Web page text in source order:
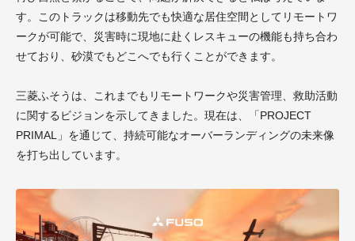
す。このトラックは移動先でも快適な居住空間としてリモートワ
ークが可能で、災害時に現地に赴くレスキューの機能も持ち合わ
せており、砂漠でもどこへでも行くことができます。
三菱ふそうは、これまでもリモートワークや災害管理、救助活動
に関するビジョンを示してきました。現在は、「PROJECT
PRIMAL」を通じて、持続可能なオーバーランディングの未来像
を打ち出しています。